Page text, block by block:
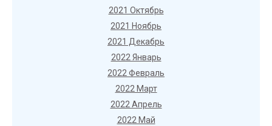
2021 Октябрь
2021 Ноябрь
2021 Декабрь
2022 Январь
2022 Февраль
2022 Март
2022 Апрель
2022 Май